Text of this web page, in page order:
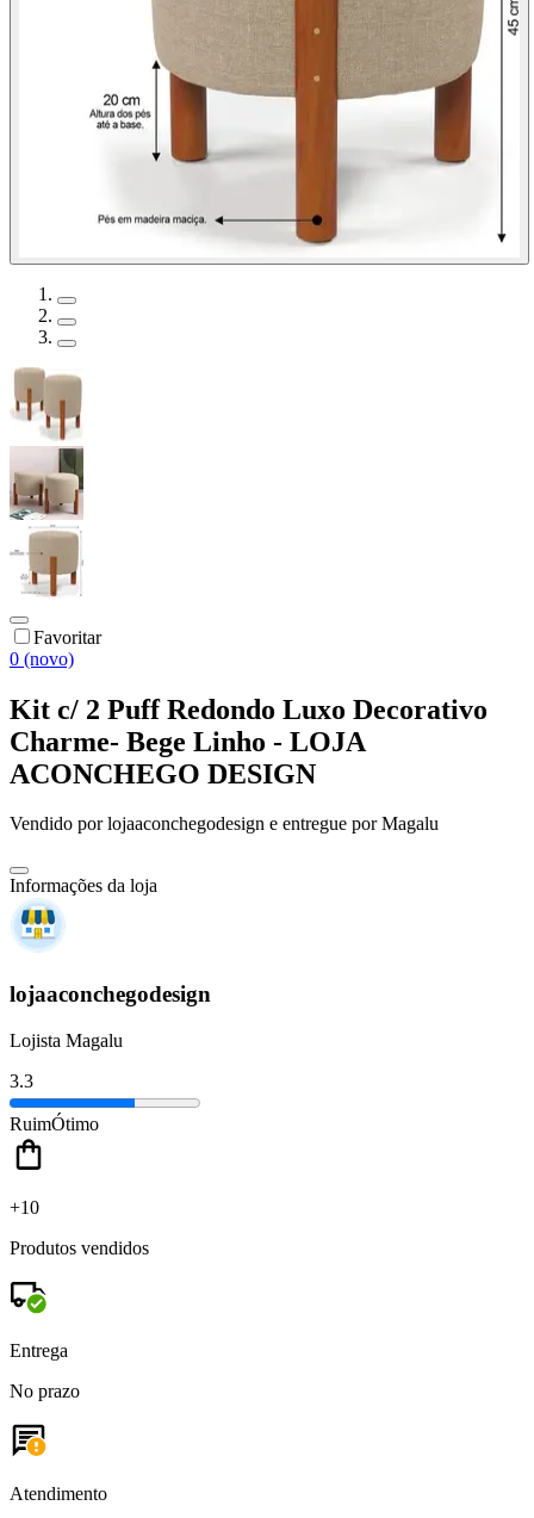
Favoritar
0 (novo)
Kit c/ 2 Puff Redondo Luxo Decorativo
Charme- Bege Linho - LOJA
ACONCHEGO DESIGN
Vendido porlojaaconchegodesign e entregue por Magalu
Informações da loja
lojaaconchegodesign
Lojista Magalu
3.3
RuimÓtimo
+10
Produtos vendidos
Entrega
No prazo
Atendimento